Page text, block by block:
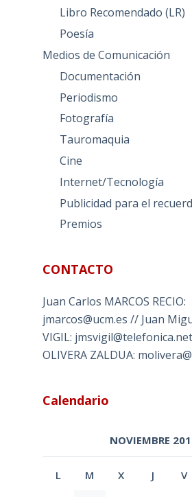
Libro Recomendado (LR)
Poesía
Medios de Comunicación
Documentación
Periodismo
Fotografía
Tauromaquia
Cine
Internet/Tecnología
Publicidad para el
Premios
CONTACTO
Juan Carlos MARCOS RECIO:
jmarcos@ucm.es // Juan
VIGIL:
OLIVERA ZALDUA:
Calendario
NOVIEMBRE
L M X J V